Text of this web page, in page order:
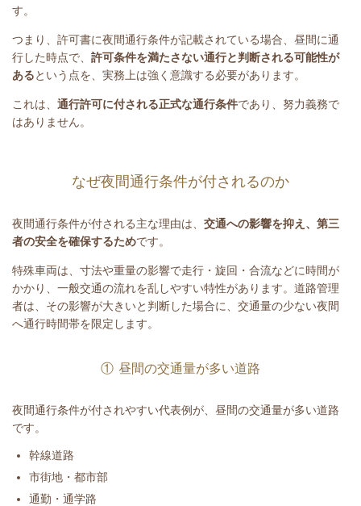
す。
つまり、許可書に夜間通行条件が記載されている場合、昼間に通
行した時点で、 許可条件を満たさない通行と判断される可能性が
あるという点を、実務上は強く意識する必要があります。
これは、 通行許可に付される正式な通行条件であり、努力義務で
はありません。
なぜ夜間通行条件が付されるのか
夜間通行条件が付される主な理由は、 交通への影響を抑え、第三
者の安全を確保するためです。
特殊車両は、寸法や重量の影響で走行・旋回・合流などに時間が
かかり、一般交通の流れを乱しやすい特性があります。道路管理
者は、その影響が大きいと判断した場合に、交通量の少ない夜間
へ通行時間帯を限定します。
① 昼間の交通量が多い道路
夜間通行条件が付されやすい代表例が、昼間の交通量が多い道路
です。
幹線道路
市街地・都市部
通勤・通学路